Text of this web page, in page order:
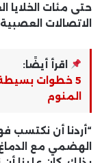
حتى مئات الخلايا
الاتصالات
اقرأ أيضًا:
5 خطوات
المنوم
“أردنا أن نكتسب
الهضمي مع الدماغ